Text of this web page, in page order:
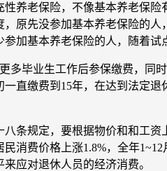
养老保险，不像基本养老保
原先没参加基本养老保险的
加基本养老保险的人，随着
多毕业生工作后参保缴费，同
直缴费到15年，在达到法定
八条规定，要根据物价和和工
消费价格上涨1.8%，全年
应对退休人员的经济消费。